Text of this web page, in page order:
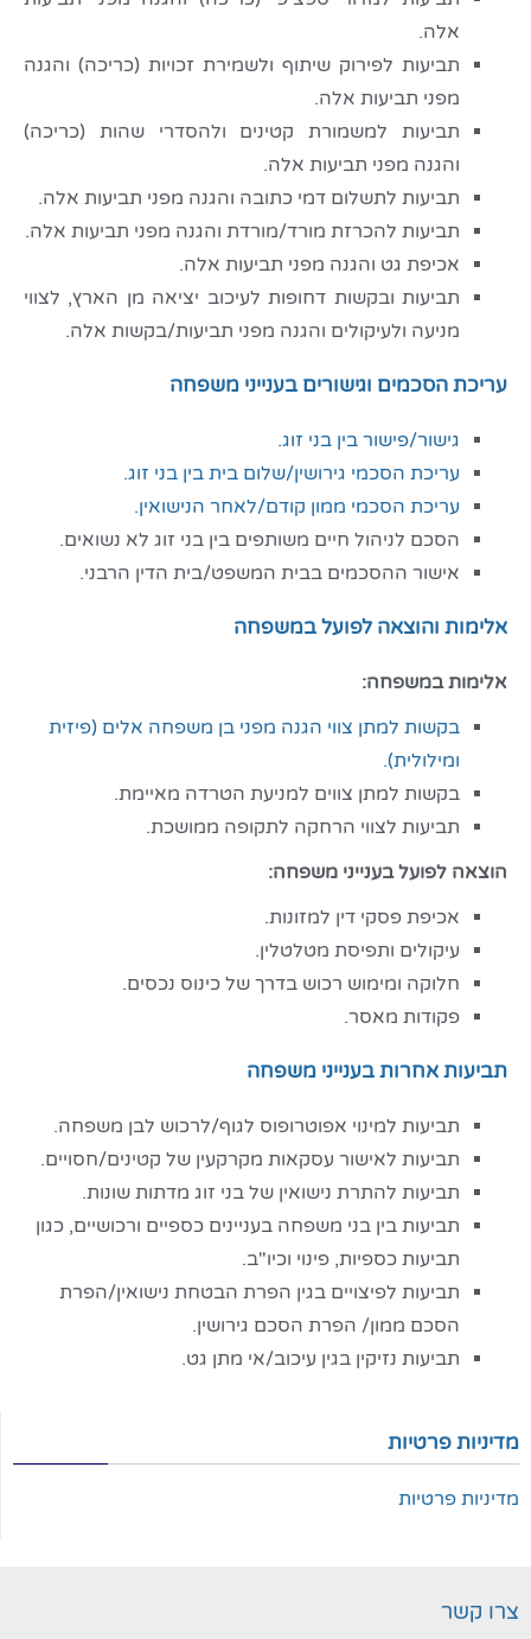
מדיניות פרטיות
מדיניות פרטיות
אלה.
תביעות לפירוק שיתוף ולשמירת זכויות (כריכה) והגנה
מפני תביעות אלה.
תביעות למשמורת קטינים ולהסדרי שהות (כריכה)
והגנה מפני תביעות אלה.
תביעות לתשלום דמי כתובה והגנה מפני תביעות אלה.
תביעות להכרזת מורד/מורדת והגנה מפני תביעות אלה.
אכיפת גט והגנה מפני תביעות אלה.
תביעות ובקשות דחופות לעיכוב יציאה מן הארץ, לצווי
מניעה ולעיקולים והגנה מפני תביעות/בקשות אלה.
עריכת הסכמים וגישורים בענייני משפחה
גישור/פישור בין בני זוג.
עריכת הסכמי גירושין/שלום בית בין בני זוג.
עריכת הסכמי ממון קודם/לאחר הנישואין.
הסכם לניהול חיים משותפים בין בני זוג לא נשואים.
אישור ההסכמים בבית המשפט/בית הדין הרבני.
אלימות והוצאה לפועל במשפחה
אלימות במשפחה:
בקשות למתן צווי הגנה מפני בן משפחה אלים (פיזית
ומילולית).
בקשות למתן צווים למניעת הטרדה מאיימת.
תביעות לצווי הרחקה לתקופה ממושכת.
הוצאה לפועל בענייני משפחה:
אכיפת פסקי דין למזונות.
עיקולים ותפיסת מטלטלין.
חלוקה ומימוש רכוש בדרך של כינוס נכסים.
פקודות מאסר.
תביעות אחרות בענייני משפחה
תביעות למינוי אפוטרופוס לגוף/לרכוש לבן משפחה.
תביעות לאישור עסקאות מקרקעין של קטינים/חסויים.
תביעות להתרת נישואין של בני זוג מדתות שונות.
תביעות בין בני משפחה בעניינים כספיים ורכושיים, כגון
תביעות כספיות, פינוי וכיו"ב.
תביעות לפיצויים בגין הפרת הבטחת נישואין/הפרת
הסכם ממון/ הפרת הסכם גירושין.
תביעות נזיקין בגין עיכוב/אי מתן גט.
צרו קשר